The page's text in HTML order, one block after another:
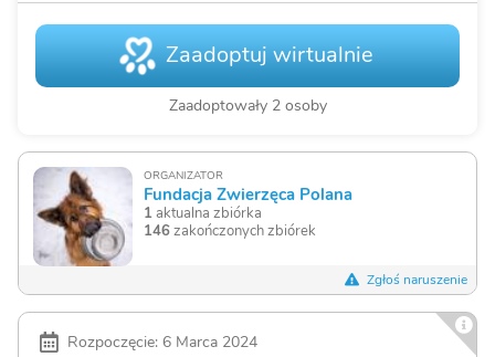
Zaadoptuj wirtualnie
Zaadoptowały 2 osoby
ORGANIZATOR
Fundacja Zwierzęca Polana
1aktualna zbiórka
146zakończonych zbiórek
Zgłoś naruszenie
Rozpoczęcie: 6 Marca 2024